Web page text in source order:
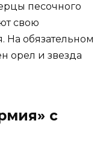
песочного
свою
На обязательном
орел и звезда
с